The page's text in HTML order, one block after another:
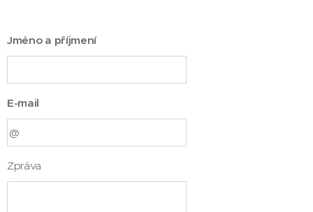
Jméno a příjmení
E-mail
Zpráva